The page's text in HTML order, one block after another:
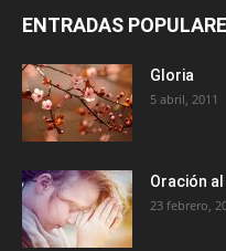
ENTRADAS
Gloria
5 abril, 2011
Oración
23 febrero,